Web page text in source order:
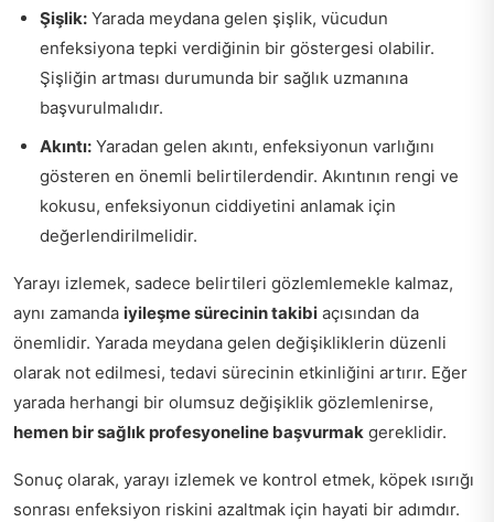
Şişlik: Yarada meydana gelen şişlik, vücudun
enfeksiyona tepki verdiğinin bir göstergesi olabilir.
Şişliğin artması durumunda bir sağlık uzmanına
başvurulmalıdır.
Akıntı: Yaradan gelen akıntı, enfeksiyonun varlığını
gösteren en önemli belirtilerdendir. Akıntının rengi ve
kokusu, enfeksiyonun ciddiyetini anlamak için
değerlendirilmelidir.
Yarayı izlemek, sadece belirtileri gözlemlemekle kalmaz,
aynı zamanda iyileşme sürecinin takibi açısından da
önemlidir. Yarada meydana gelen değişikliklerin düzenli
olarak not edilmesi, tedavi sürecinin etkinliğini artırır. Eğer
yarada herhangi bir olumsuz değişiklik gözlemlenirse,
hemen bir sağlık profesyoneline başvurmak gereklidir.
Sonuç olarak, yarayı izlemek ve kontrol etmek, köpek ısırığı
sonrası enfeksiyon riskini azaltmak için hayati bir adımdır.